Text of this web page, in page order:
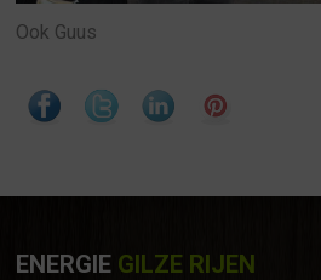
Ook Guus
ENERGIE GILZE RIJEN